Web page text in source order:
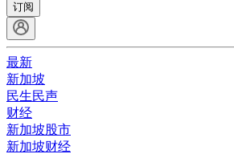
订阅
最新
新加坡
民生民声
财经
新加坡股市
新加坡财经